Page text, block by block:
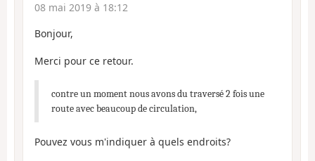
08 mai 2019 à 18:12
Bonjour,
Merci pour ce retour.
contre un moment nous avons du traversé 2 fois une
route avec beaucoup de circulation,
Pouvez vous m'indiquer à quels endroits?